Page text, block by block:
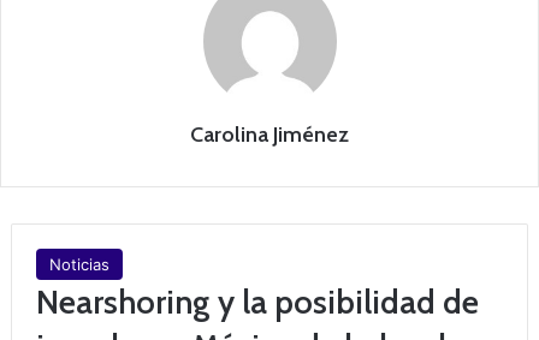
Carolina Jiménez
Noticias
Nearshoring y la posibilidad de